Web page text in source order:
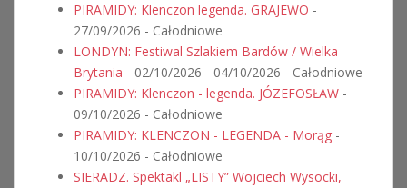
PIRAMIDY: Klenczon legenda. GRAJEWO -
27/09/2026 - Całodniowe
LONDYN: Festiwal Szlakiem Bardów / Wielka
Brytania - 02/10/2026 - 04/10/2026 - Całodniowe
PIRAMIDY: Klenczon - legenda. JÓZEFOSŁAW -
09/10/2026 - Całodniowe
PIRAMIDY: KLENCZON - LEGENDA - Morąg -
10/10/2026 - Całodniowe
SIERADZ. Spektakl „LISTY” Wojciech Wysocki,